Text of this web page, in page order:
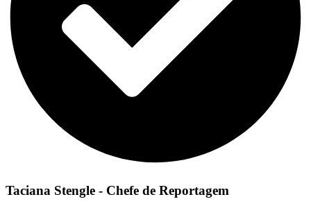
Taciana Stengle - Chefe de Reportagem